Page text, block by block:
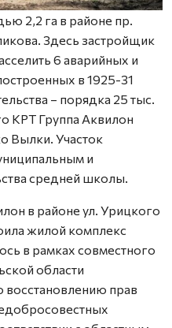
2,2 га в районе пр.
Здесь застройщик
6 аварийных и
в 1925-31
– порядка 25 тыс.
КРТ Группа Аквилон
Вылки. Участок
и
средней школы.
в районе ул. Урицкого
жилой комплекс
в рамках совместного
области
восстановлению прав